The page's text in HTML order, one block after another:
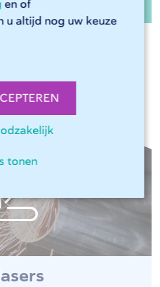
en of
u altijd nog uw keuze
tonen